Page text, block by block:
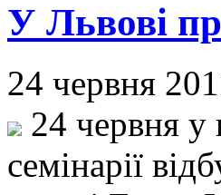
У Львові
24 червня
24 червня у
семінарії